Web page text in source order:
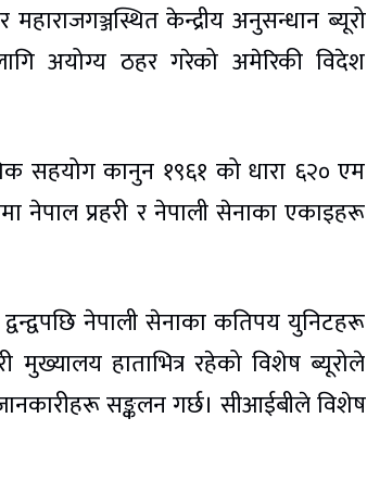
केन्द्रीय अनुसन्धान ब्यूरो
अयोग्य ठहर गरेको अमेरिकी विदेश
सहयोग कानुन १९६१ को धारा ६२० एम
नेपाल प्रहरी र नेपाली सेनाका एकाइहरू
नेपाली सेनाका कतिपय युनिटहरू
हाताभित्र रहेको विशेष ब्यूरोले
सङ्कलन गर्छ। सीआईबीले विशेष